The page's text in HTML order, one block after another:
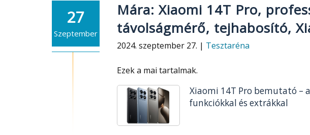
27
Szeptember
Mára: Xiaomi 14T Pro,
távolságmérő, tejhabosító,
2024. szeptember 27. | Tesztaréna
Ezek a mai tartalmak.
Xiaomi 14T Pro bemutató –
funkciókkal és extrákkal